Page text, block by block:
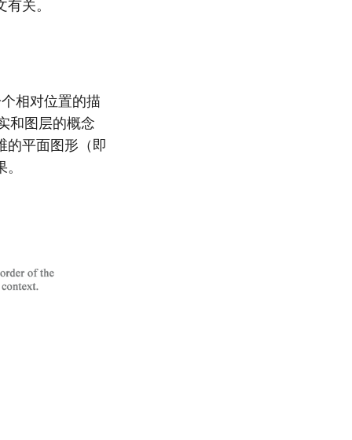
关。
相对位置的描
和图层的概念
的平面图形（即